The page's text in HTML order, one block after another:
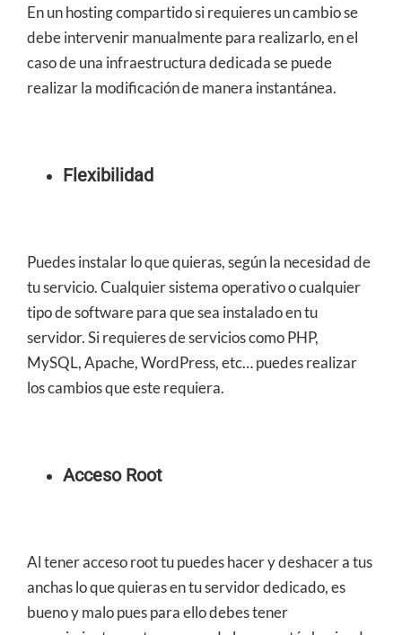
En un hosting compartido si requieres un cambio se
debe intervenir manualmente para realizarlo, en el
caso de una infraestructura dedicada se puede
realizar la modificación de manera instantánea.
Flexibilidad
Puedes instalar lo que quieras, según la necesidad de
tu servicio. Cualquier sistema operativo o cualquier
tipo de software para que sea instalado en tu
servidor. Si requieres de servicios como PHP,
MySQL, Apache, WordPress, etc… puedes realizar
los cambios que este requiera.
Acceso Root
Al tener acceso root tu puedes hacer y deshacer a tus
anchas lo que quieras en tu servidor dedicado, es
bueno y malo pues para ello debes tener